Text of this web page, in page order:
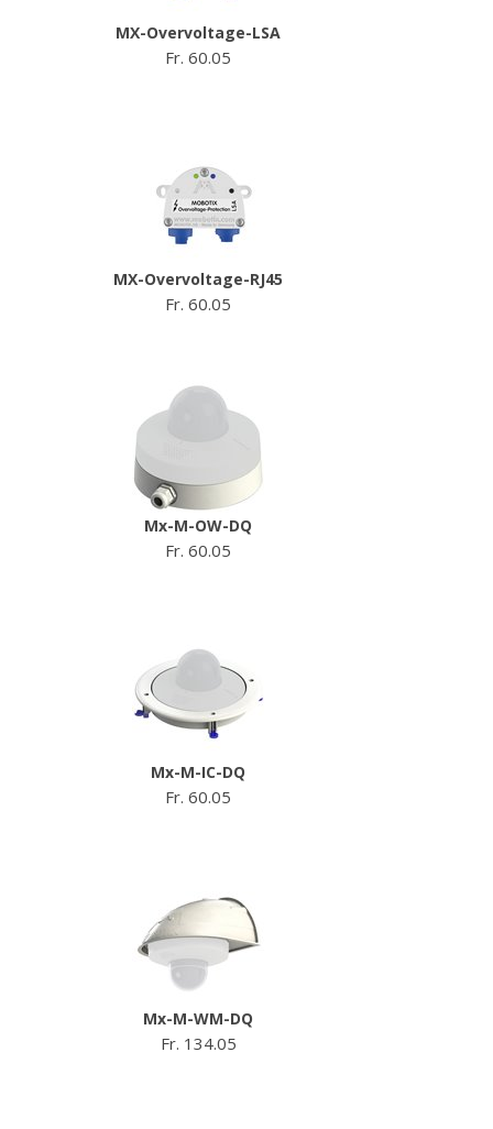
MX-Overvoltage-LSA
Fr. 60.05
MX-Overvoltage-RJ45
Fr. 60.05
Mx-M-OW-DQ
Fr. 60.05
Mx-M-IC-DQ
Fr. 60.05
Mx-M-WM-DQ
Fr. 134.05